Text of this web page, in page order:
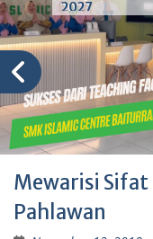
2027
Mewarisi Sifat
Pahlawan